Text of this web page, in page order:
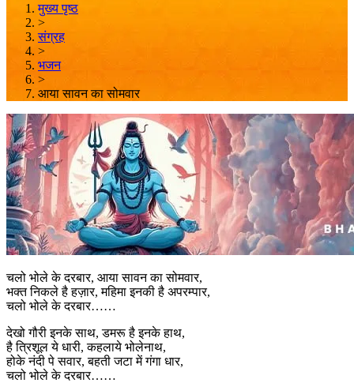
मुख्य पृष्ठ
>
संग्रह
>
भजन
>
आया सावन का सोमवार
चलो भोले के दरबार, आया सावन का सोमवार,
भक्त निकले है हज़ार, महिमा इनकी है अपरम्पार,
चलो भोले के दरबार……
देखो गौरी इनके साथ, डमरू है इनके हाथ,
है त्रिशूल ये धारी, कहलाये भोलेनाथ,
होके नंदी पे सवार, बहती जटा में गंगा धार,
चलो भोले के दरबार……